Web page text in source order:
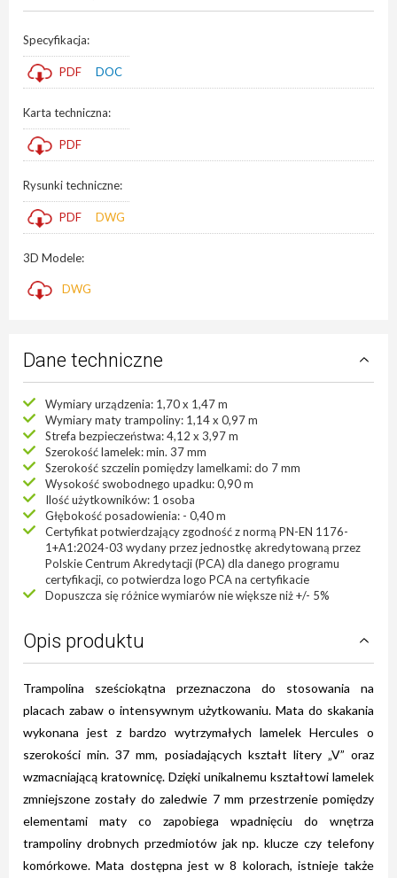
Specyfikacja:
PDF DOC
Karta techniczna:
PDF
Rysunki techniczne:
PDF DWG
3D Modele:
DWG
Dane techniczne
Wymiary urządzenia: 1,70 x 1,47 m
Wymiary maty trampoliny: 1,14 x 0,97 m
Strefa bezpieczeństwa: 4,12 x 3,97 m
Szerokość lamelek: min. 37 mm
Szerokość szczelin pomiędzy lamelkami: do 7 mm
Wysokość swobodnego upadku: 0,90 m
Ilość użytkowników: 1 osoba
Głębokość posadowienia: - 0,40 m
Certyfikat potwierdzający zgodność z normą PN-EN 1176-
1+A1:2024-03 wydany przez jednostkę akredytowaną przez
Polskie Centrum Akredytacji (PCA) dla danego programu
certyfikacji, co potwierdza logo PCA na certyfikacie
Dopuszcza się różnice wymiarów nie większe niż +/- 5%
Opis produktu
Trampolina sześciokątna przeznaczona do stosowania na
placach zabaw o intensywnym użytkowaniu. Mata do skakania
wykonana jest z bardzo wytrzymałych lamelek Hercules o
szerokości min. 37 mm, posiadających kształt litery „V” oraz
wzmacniającą kratownicę. Dzięki unikalnemu kształtowi lamelek
zmniejszone zostały do zaledwie 7 mm przestrzenie pomiędzy
elementami maty co zapobiega wpadnięciu do wnętrza
trampoliny drobnych przedmiotów jak np. klucze czy telefony
komórkowe. Mata dostępna jest w 8 kolorach, istnieje także